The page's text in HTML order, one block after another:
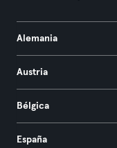
Alemania
Austria
Bélgica
España